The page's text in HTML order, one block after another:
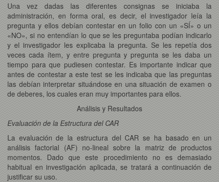
Una vez dadas las diferentes consignas se iniciaba la
administración, en forma oral, es decir, el investigador leía la
pregunta y ellos debían contestar en un folio con un «SÍ» o un
«NO», si no entendían lo que se les preguntaba podían indicarlo
y el investigador les explicaba la pregunta. Se les repetía dos
veces cada ítem, y entre pregunta y pregunta se les daba un
tiempo para que pudiesen contestar. Es importante indicar que
antes de contestar a este test se les indicaba que las preguntas
las debían interpretar situándose en una situación de examen o
de deberes, los cuales eran muy importantes para ellos.
Análisis y Resultados
Evaluación de la Estructura del CAR
La evaluación de la estructura del CAR se ha basado en un
análisis factorial (AF) no-lineal sobre la matriz de productos
momentos. Dado que este procedimiento no es demasiado
habitual en investigación aplicada, se tratará a continuación de
justificar su uso.